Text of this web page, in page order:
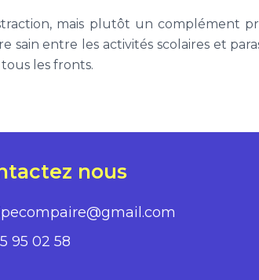
mais plutôt un complément
sain entre les activités scolaires et
les fronts.
nous
95 02 58